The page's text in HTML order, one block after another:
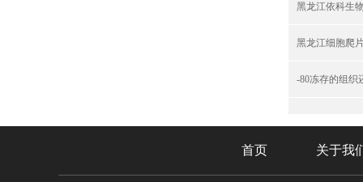
黑龙江依科生
黑龙江细胞爬
-80冻存的组织
首页 关于我